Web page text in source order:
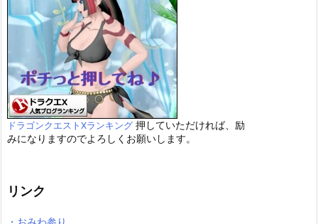
ドラゴンクエストXランキング 押していただければ、励
みになりますのでよろしくお願いします。
リンク